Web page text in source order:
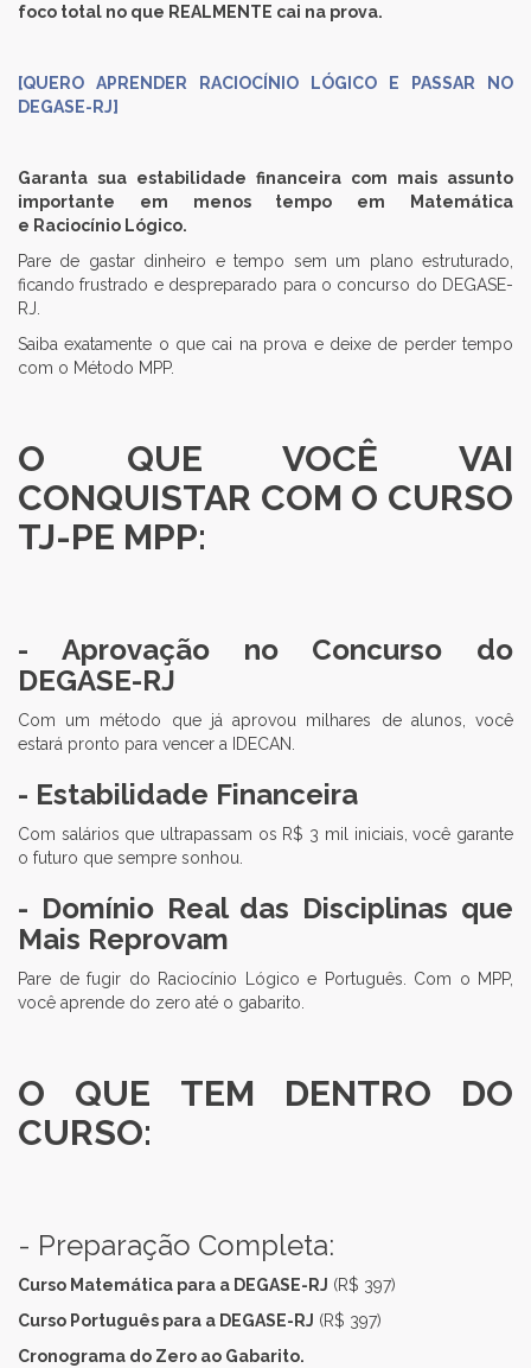
foco total no que REALMENTE cai na prova.
[QUERO APRENDER RACIOCÍNIO LÓGICO E PASSAR NO
DEGASE-RJ]
Garanta sua estabilidade financeira com mais assunto
importante em menos tempo em Matemática
e Raciocínio Lógico.
Pare de gastar dinheiro e tempo sem um plano estruturado,
ficando frustrado e despreparado para o concurso do DEGASE-
RJ.
Saiba exatamente o que cai na prova e deixe de perder tempo
com o Método MPP.
O QUE VOCÊ VAI
CONQUISTAR COM O CURSO
TJ-PE MPP:
- Aprovação no Concurso do
DEGASE-RJ
Com um método que já aprovou milhares de alunos, você
estará pronto para vencer a IDECAN.
- Estabilidade Financeira
Com salários que ultrapassam os R$ 3 mil iniciais, você garante
o futuro que sempre sonhou.
- Domínio Real das Disciplinas que
Mais Reprovam
Pare de fugir do Raciocínio Lógico e Português. Com o MPP,
você aprende do zero até o gabarito.
O QUE TEM DENTRO DO
CURSO:
- Preparação Completa:
Curso Matemática para a DEGASE-RJ (R$ 397)
Curso Português para a DEGASE-RJ (R$ 397)
Cronograma do Zero ao Gabarito.